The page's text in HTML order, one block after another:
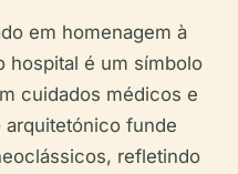
em homenagem à
hospital é um símbolo
cuidados médicos e
arquitetónico funde
refletindo